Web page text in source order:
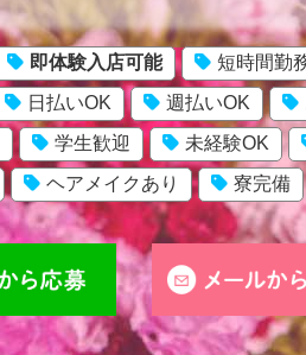
即体験入店可能 短時間勤
日払いOK 週払いOK
学生歓迎 未経験OK
ヘアメイクあり 寮完備